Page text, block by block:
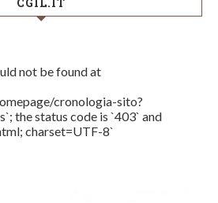
not be found at
cronologia-sito?
the status code is `403` and
charset=UTF-8`